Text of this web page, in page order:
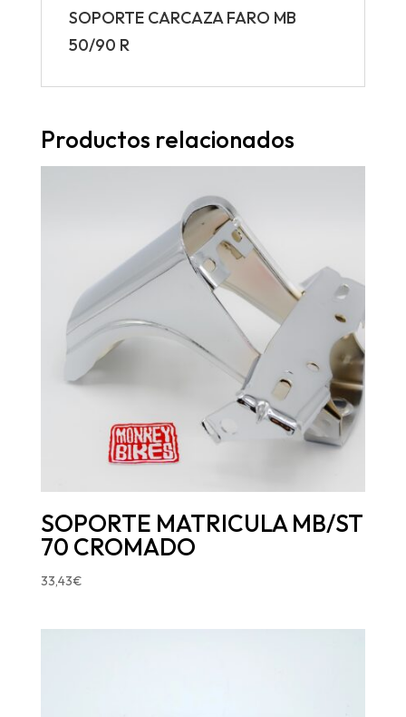
SOPORTE CARCAZA FARO MB
50/90 R
Productos relacionados
SOPORTE MATRICULA MB/ST
70 CROMADO
33,43€